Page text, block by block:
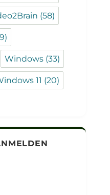
(58)
Windows (33)
11 (20)